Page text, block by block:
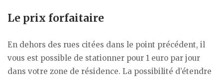
Le prix forfaitaire
En dehors des rues citées dans le point précédent, il
vous est possible de stationner pour 1 euro par jour
dans votre zone de résidence. La possibilité d’étendre